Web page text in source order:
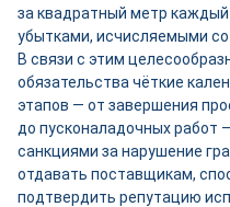
за квадратный метр
убытками, исчисляемыми
В связи с этим
обязательства чёткие
этапов — от завершения
до пусконаладочных
санкциями за нарушение
отдавать поставщикам,
подтвердить репутацию